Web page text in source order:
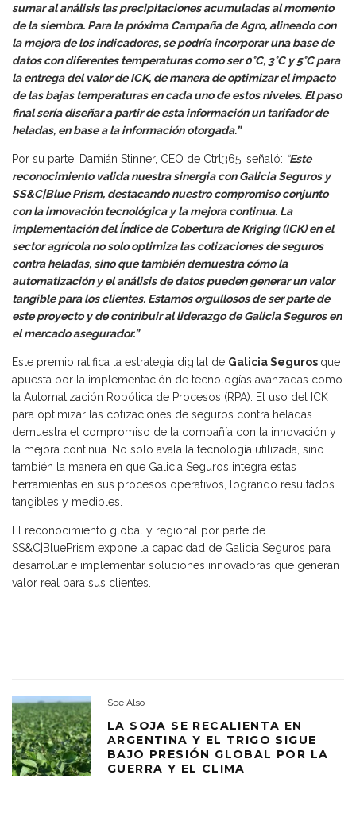
sumar al análisis las precipitaciones acumuladas al momento
de la siembra. Para la próxima Campaña de Agro, alineado con
la mejora de los indicadores, se podría incorporar una base de
datos con diferentes temperaturas como ser 0°C, 3°C y 5°C para
la entrega del valor de ICK, de manera de optimizar el impacto
de las bajas temperaturas en cada uno de estos niveles. El paso
final sería diseñar a partir de esta información un tarifador de
heladas, en base a la información otorgada.”
Por su parte, Damián Stinner, CEO de Ctrl365, señaló: “Este
reconocimiento valida nuestra sinergia con Galicia Seguros y
SS&C|Blue Prism, destacando nuestro compromiso conjunto
con la innovación tecnológica y la mejora continua. La
implementación del Índice de Cobertura de Kriging (ICK) en el
sector agrícola no solo optimiza las cotizaciones de seguros
contra heladas, sino que también demuestra cómo la
automatización y el análisis de datos pueden generar un valor
tangible para los clientes. Estamos orgullosos de ser parte de
este proyecto y de contribuir al liderazgo de Galicia Seguros en
el mercado asegurador.”
Este premio ratifica la estrategia digital de Galicia Seguros que
apuesta por la implementación de tecnologías avanzadas como
la Automatización Robótica de Procesos (RPA). El uso del ICK
para optimizar las cotizaciones de seguros contra heladas
demuestra el compromiso de la compañía con la innovación y
la mejora continua. No solo avala la tecnología utilizada, sino
también la manera en que Galicia Seguros integra estas
herramientas en sus procesos operativos, logrando resultados
tangibles y medibles.
El reconocimiento global y regional por parte de
SS&C|BluePrism expone la capacidad de Galicia Seguros para
desarrollar e implementar soluciones innovadoras que generan
valor real para sus clientes.
See Also
LA SOJA SE RECALIENTA EN
ARGENTINA Y EL TRIGO SIGUE
BAJO PRESIÓN GLOBAL POR LA
GUERRA Y EL CLIMA